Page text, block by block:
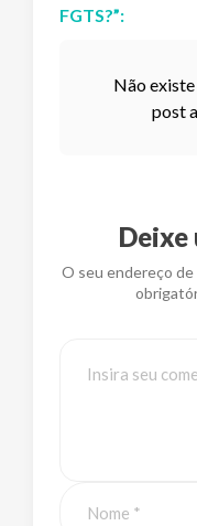
FGTS?”:
Não
post
Deixe
O seu endereço de